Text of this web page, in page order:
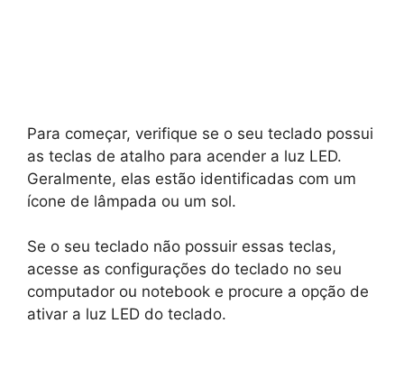
Para começar, verifique se o seu teclado possui
as teclas de atalho para acender a luz LED.
Geralmente, elas estão identificadas com um
ícone de lâmpada ou um sol.
Se o seu teclado não possuir essas teclas,
acesse as configurações do teclado no seu
computador ou notebook e procure a opção de
ativar a luz LED do teclado.